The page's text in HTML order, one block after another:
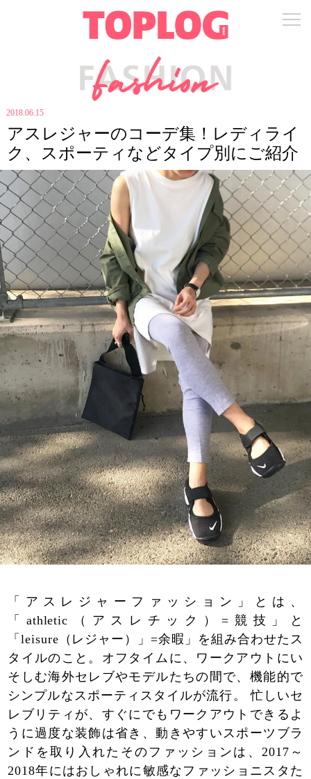
2018.06.15
アスレジャーのコーデ集！レディライ
ク、スポーティなどタイプ別にご紹介
「アスレジャーファッション」とは、
「athletic（アスレチック）=競技」と
「leisure（レジャー）」=余暇」を組み合わせたス
タイルのこと。オフタイムに、ワークアウトにい
そしむ海外セレブやモデルたちの間で、機能的で
シンプルなスポーティスタイルが流行。 忙しいセ
レブリティが、すぐにでもワークアウトできるよ
うに過度な装飾は省き、動きやすいスポーツブラ
ンドを取り入れたそのファッションは、2017～
2018年にはおしゃれに敏感なファッショニスタた